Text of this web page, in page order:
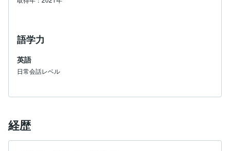
語学力
英語
日常会話レベル
経歴